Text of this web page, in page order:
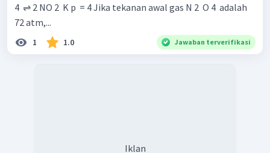
4 ​ ⇌ 2 NO 2 ​ K p ​ = 4 Jika tekanan awal gas N 2 ​ O 4 ​ adalah
72 atm,...
1 1.0 Jawaban terverifikasi
Iklan